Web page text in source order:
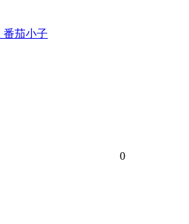
番茄小子
0